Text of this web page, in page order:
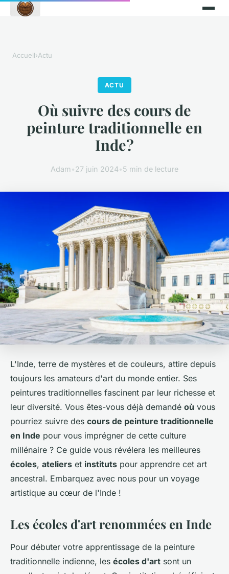
Accueil›Actu
ACTU
Où suivre des cours de
peinture traditionnelle en
Inde?
Adam•27 juin 2024•5 min de lecture
L'Inde, terre de mystères et de couleurs, attire depuis
toujours les amateurs d'art du monde entier. Ses
peintures traditionnelles fascinent par leur richesse et
leur diversité. Vous êtes-vous déjà demandé où vous
pourriez suivre des cours de peinture traditionnelle
en Inde pour vous imprégner de cette culture
millénaire ? Ce guide vous révélera les meilleures
écoles, ateliers et instituts pour apprendre cet art
ancestral. Embarquez avec nous pour un voyage
artistique au cœur de l'Inde !
Les écoles d'art renommées en Inde
Pour débuter votre apprentissage de la peinture
traditionnelle indienne, les écoles d'art sont un